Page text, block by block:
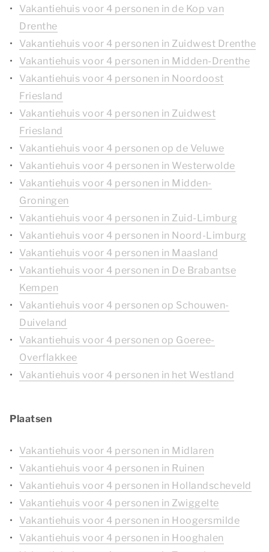
Vakantiehuis voor 4 personen in de Kop van
Drenthe
Vakantiehuis voor 4 personen in Zuidwest Drenthe
Vakantiehuis voor 4 personen in Midden-Drenthe
Vakantiehuis voor 4 personen in Noordoost
Friesland
Vakantiehuis voor 4 personen in Zuidwest
Friesland
Vakantiehuis voor 4 personen op de Veluwe
Vakantiehuis voor 4 personen in Westerwolde
Vakantiehuis voor 4 personen in Midden-
Groningen
Vakantiehuis voor 4 personen in Zuid-Limburg
Vakantiehuis voor 4 personen in Noord-Limburg
Vakantiehuis voor 4 personen in Maasland
Vakantiehuis voor 4 personen in De Brabantse
Kempen
Vakantiehuis voor 4 personen op Schouwen-
Duiveland
Vakantiehuis voor 4 personen op Goeree-
Overflakkee
Vakantiehuis voor 4 personen in het Westland
Plaatsen
Vakantiehuis voor 4 personen in Midlaren
Vakantiehuis voor 4 personen in Ruinen
Vakantiehuis voor 4 personen in Hollandscheveld
Vakantiehuis voor 4 personen in Zwiggelte
Vakantiehuis voor 4 personen in Hoogersmilde
Vakantiehuis voor 4 personen in Hooghalen